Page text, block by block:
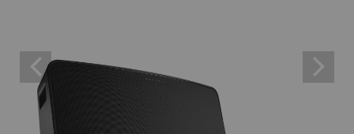
inhoud te klikken, stem je ermee in dat je de externe
inhoud te zien krijgt. Dit betekent dat persoonlijke
gegevens kunnen worden doorgegeven aan platforms
van derden. Meer informatie hierover vind je in ons